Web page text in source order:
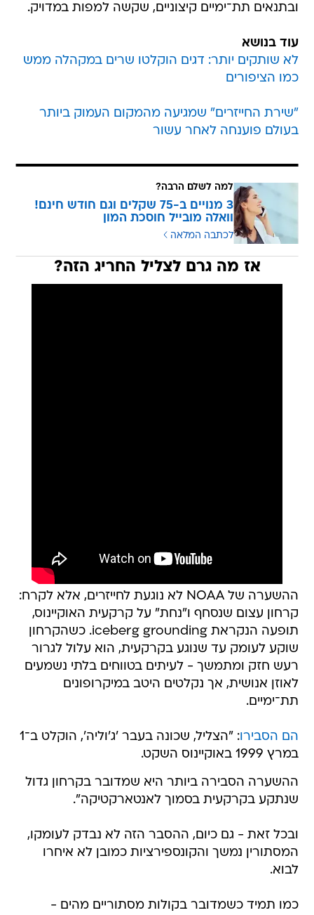
ובתנאים תת־ימיים קיצוניים, שקשה למפות במדויק.
עוד בנושא
לא שותקים יותר: דגים הוקלטו שרים במקהלה ממש
כמו הציפורים
"שירת החייזרים" שמגיעה מהמקום העמוק ביותר
בעולם פוענחה לאחר עשור
למה לשלם הרבה?
3 מנויים ב-75 שקלים וגם חודש חינם!
וואלה מובייל חוסכת המון
לכתבה המלאה
אז מה גרם לצליל החריג הזה?
ההשערה של NOAA לא נוגעת לחייזרים, אלא לקרח:
קרחון עצום שנסחף ו"נחת" על קרקעית האוקיינוס,
תופעה הנקראת iceberg grounding. כשהקרחון
שוקע לעומק עד שנוגע בקרקעית, הוא עלול לגרור
רעש חזק ומתמשך - לעיתים בטווחים בלתי נשמעים
לאוזן אנושית, אך נקלטים היטב במיקרופונים
תת־ימיים.
הם הסבירו
: "הצליל, שכונה בעבר 'ג'וליה', הוקלט ב־1
במרץ 1999 באוקיינוס השקט.
ההשערה הסבירה ביותר היא שמדובר בקרחון גדול
שנתקע בקרקעית בסמוך לאנטארקטיקה".
ובכל זאת - גם כיום, ההסבר הזה לא נבדק לעומקו,
המסתורין נמשך והקונספירציות כמובן לא איחרו
לבוא.
כמו תמיד כשמדובר בקולות מסתוריים מהים -